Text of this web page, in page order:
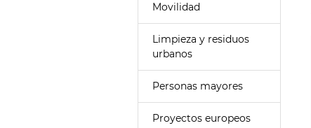
Movilidad
Limpieza y residuos
urbanos
Personas mayores
Proyectos europeos